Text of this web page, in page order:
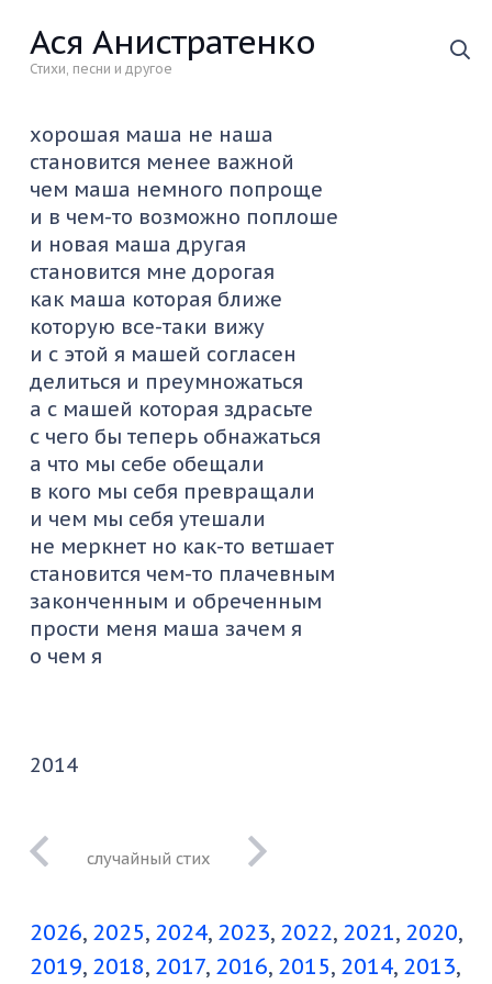
Ася Анистратенко
Стихи, песни и другое
хорошая маша не наша
становится менее важной
чем маша немного попроще
и в чем-то возможно поплоше
и новая маша другая
становится мне дорогая
как маша которая ближе
которую все-таки вижу
и с этой я машей согласен
делиться и преумножаться
а с машей которая здрасьте
с чего бы теперь обнажаться
а что мы себе обещали
в кого мы себя превращали
и чем мы себя утешали
не меркнет но как-то ветшает
становится чем-то плачевным
законченным и обреченным
прости меня маша зачем я
о чем я
2014
2026 2025 2024 2023 2022 2021 2020
2019 2018 2017 2016 2015 2014 2013